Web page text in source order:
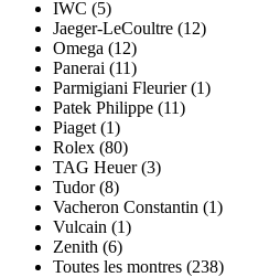
IWC (5)
Jaeger-LeCoultre (12)
Omega (12)
Panerai (11)
Parmigiani Fleurier (1)
Patek Philippe (11)
Piaget (1)
Rolex (80)
TAG Heuer (3)
Tudor (8)
Vacheron Constantin (1)
Vulcain (1)
Zenith (6)
Toutes les montres (238)